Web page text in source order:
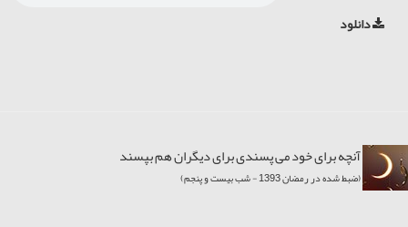
دانلود
آنچه برای خود می پسندی برای دیگران هم بپسند
(ضبط شده در رمضان 1393 - شب بیست و پنجم)